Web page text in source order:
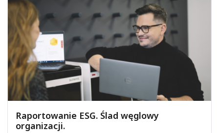
Raportowanie ESG. Ślad węglowy
organizacji.